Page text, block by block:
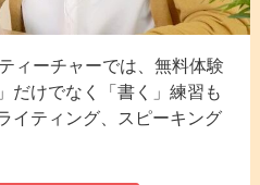
ィーチャーでは、無料体験
だけでなく「書く」練習も
イティング、スピーキング